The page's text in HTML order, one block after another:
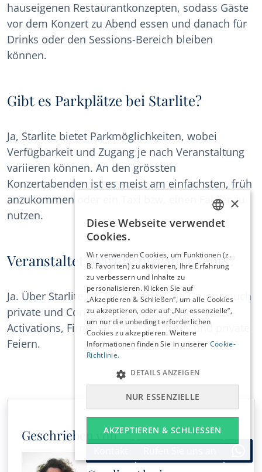
hauseigenen Restaurantkonzepten, sodass Gäste
vor dem Konzert zu Abend essen und danach für
Drinks oder den Sessions-Bereich bleiben
können.
Gibt es Parkplätze bei Starlite?
Ja, Starlite bietet Parkmöglichkeiten, wobei
Verfügbarkeit und Zugang je nach Veranstaltung
variieren können. An den grössten
Konzertabenden ist es meist am einfachsten, früh
anzukommen oder ein Taxi bzw. einen Fahrer zu
nutzen.
Veranstaltet Starlite private Events?
Ja. Über Starlite MICE organisiert die Gruppe auch
private und Corporate-Events, darunter Brand-
Activations, Firmenabende, Launches und private
Feiern.
Geschrieben von
ENGLISH
DEUTSCH
NEDERLANDS
×
Diese Webseite verwendet
Cookies.
Wir verwenden Cookies, um Funktionen (z.
B. Favoriten) zu aktivieren, Ihre Erfahrung
zu verbessern und Inhalte zu
personalisieren. Klicken Sie auf
„Akzeptieren & Schließen“, um alle Cookies
zu akzeptieren, oder auf „Nur essenzielle“,
um nur die unbedingt erforderlichen
Cookies zu akzeptieren. Weitere
Informationen finden Sie in unserer Cookie-
Richtlinie.
AKZEPTIEREN & SCHLIESSEN
NUR ESSENZIELLE
DETAILS ANZEIGEN